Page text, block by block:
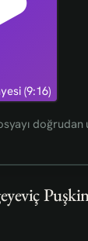
(9:16)
doğrudan